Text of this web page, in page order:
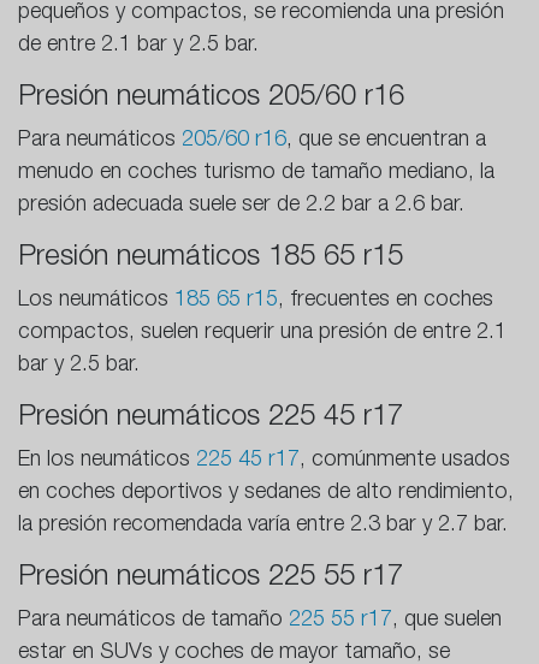
pequeños y compactos, se recomienda una presión
de entre 2.1 bar y 2.5 bar.
Presión neumáticos 205/60 r16
Para neumáticos 205/60 r16, que se encuentran a
menudo en coches turismo de tamaño mediano, la
presión adecuada suele ser de 2.2 bar a 2.6 bar.
Presión neumáticos 185 65 r15
Los neumáticos 185 65 r15, frecuentes en coches
compactos, suelen requerir una presión de entre 2.1
bar y 2.5 bar.
Presión neumáticos 225 45 r17
En los neumáticos 225 45 r17, comúnmente usados
en coches deportivos y sedanes de alto rendimiento,
la presión recomendada varía entre 2.3 bar y 2.7 bar.
Presión neumáticos 225 55 r17
Para neumáticos de tamaño 225 55 r17, que suelen
estar en SUVs y coches de mayor tamaño, se